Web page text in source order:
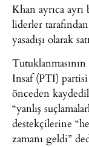
Khan ayrıca
liderler
yasadışı olarak
Insaf (PTI)
önceden
“yanlış
destekçilerine
zamanı geldi”